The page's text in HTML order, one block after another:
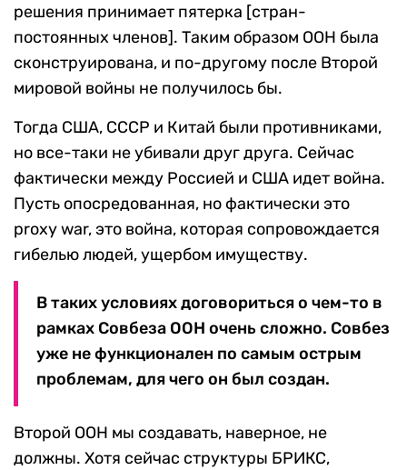
решения принимает пятерка [стран-
постоянных членов]. Таким образом ООН была
сконструирована, и по-другому после Второй
мировой войны не получилось бы.
Тогда США, СССР и Китай были противниками,
но все-таки не убивали друг друга. Сейчас
фактически между Россией и США идет война.
Пусть опосредованная, но фактически это
proxy war, это война, которая сопровождается
гибелью людей, ущербом имуществу.
В таких условиях договориться о чем-то в
рамках Совбеза ООН очень сложно. Совбез
уже не функционален по самым острым
проблемам, для чего он был создан.
Второй ООН мы создавать, наверное, не
должны. Хотя сейчас структуры БРИКС,